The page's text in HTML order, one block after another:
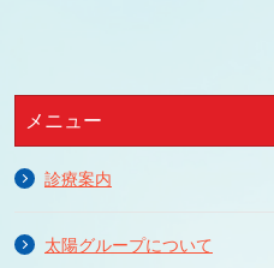
メニュー
診療案内
太陽グループについて